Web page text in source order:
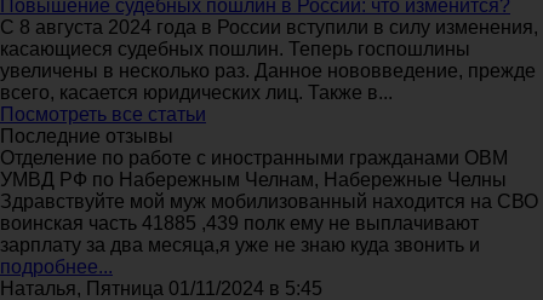
Повышение судебных пошлин в России: что изменится?
С 8 августа 2024 года в России вступили в силу изменения,
касающиеся судебных пошлин. Теперь госпошлины
увеличены в несколько раз. Данное нововведение, прежде
всего, касается юридических лиц. Также в...
Посмотреть все статьи
Последние отзывы
Отделение по работе с иностранными гражданами ОВМ
УМВД РФ по Набережным Челнам, Набережные Челны
Здравствуйте мой муж мобилизованный находится на СВО
воинская часть 41885 ,439 полк ему не выплачивают
зарплату за два месяца,я уже не знаю куда звонить и
подробнее...
Наталья, Пятница 01/11/2024 в 5:45